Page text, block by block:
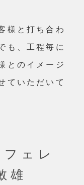
様と打ち合わ
も、工程毎に
とのイメージ
ていただいて
ェレ
雄